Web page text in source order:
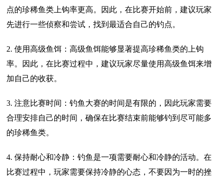
点的珍稀鱼类上钩率更高。因此，在比赛开始前，建议玩家
先进行一些侦察和尝试，找到最适合自己的钓点。
2. 使用高级鱼饵：高级鱼饵能够显著提高珍稀鱼类的上钩
率。因此，在比赛过程中，建议玩家尽量使用高级鱼饵来增
加自己的收获。
3. 注意比赛时间：钓鱼大赛的时间是有限的，因此玩家需要
合理安排自己的时间，确保在比赛结束前能够钓到尽可能多
的珍稀鱼类。
4. 保持耐心和冷静：钓鱼是一项需要耐心和冷静的活动。在
比赛过程中，玩家需要保持冷静的心态，不要因为一时的挫